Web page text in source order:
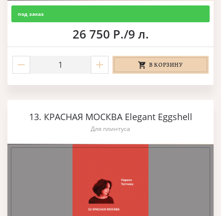
под заказ
26 750 Р./9 л.
В КОРЗИНУ
13. КРАСНАЯ МОСКВА Elegant Eggshell
Для плинтуса